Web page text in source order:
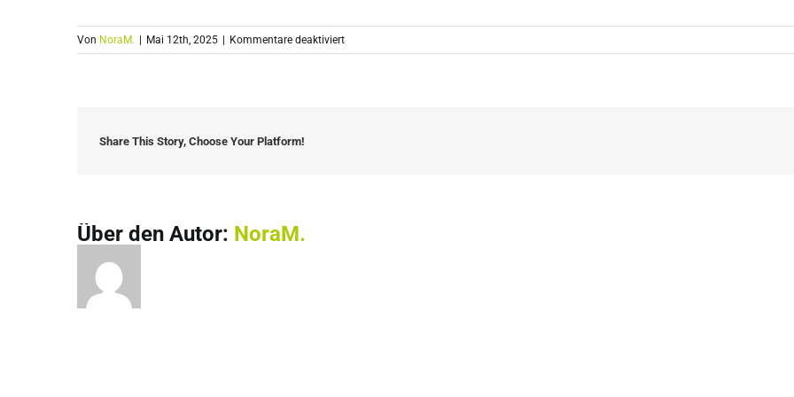
Von NoraM. Mai 12th, 2025 Kommentare deaktiviertfür
Massimo
Share This Story, Choose Your Platform!
Über den Autor: NoraM.